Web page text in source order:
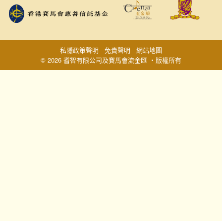
© 2026 耆智有限公司及賽馬會流金匯 ‧版權所有
私隱政策聲明 免責聲明 網站地圖